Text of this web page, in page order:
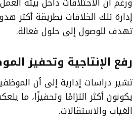
إدارة تلك الخلافات بطريقة أكثر
تهدف للوصول إلى حلول فعالة.
رفع الإنتاجية وتحفيز
تشير دراسات إدارية إلى أن
يكونون أكثر التزامًا وتحفيزًا، ما
الغياب والاستقالات.